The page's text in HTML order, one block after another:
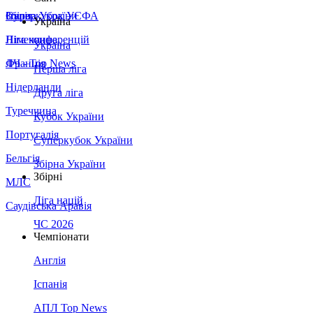
Збірна України
Італія
Німеччина
Франція
Нідерланди
Туреччина
Португалія
Бельгія
МЛС
Саудівська Аравія
Суперкубок УЄФА
Ліга конференцій
ЛЧ - Top News
Україна
Україна
Перша ліга
Друга ліга
Кубок України
Суперкубок України
Збірна України
Збірні
Ліга націй
ЧС 2026
Чемпіонати
Англія
Іспанія
АПЛ Top News